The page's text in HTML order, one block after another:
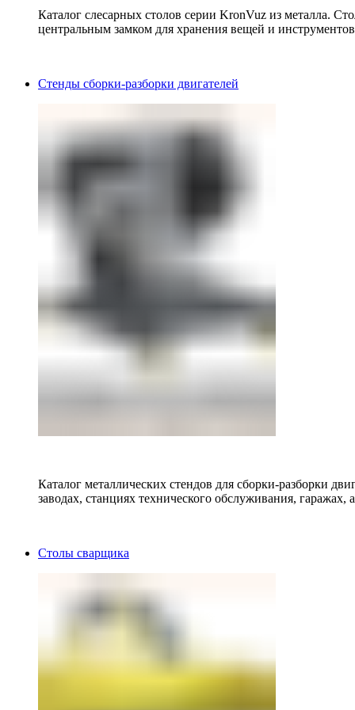
Каталог слесарных столов серии KronVuz из металла.
центральным замком для хранения вещей и
Стенды сборки-разборки двигателей
Каталог металлических стендов для сборки-разборки
заводах, станциях технического обслуживания, гаражах,
Столы сварщика